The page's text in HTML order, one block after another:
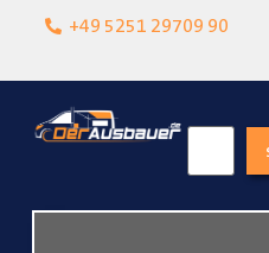
+49 5251 29709 90
Lokalgeschäft in